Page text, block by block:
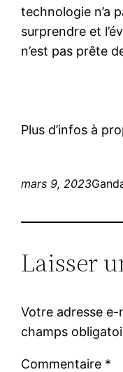
technologie n’a
surprendre et
n’est pas prête
Plus d’infos à
mars 9, 2023
Laisser
Votre adresse e-
champs
Commentaire *